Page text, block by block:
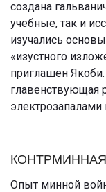
создана
учебные, так и
изучались
«изустного
приглашен
главенствующая
электрозапалами
Опыт минной